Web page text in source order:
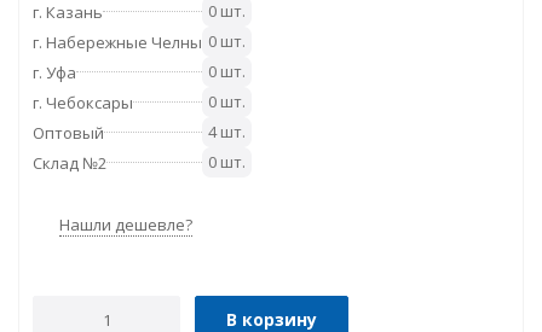
г. Казань
0 шт.
г. Набережные Челны 0 шт.
г. Уфа
0 шт.
г. Чебоксары
0 шт.
Оптовый
4 шт.
Склад №2
0 шт.
Нашли дешевле?
В корзину